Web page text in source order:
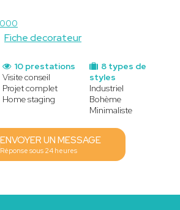
Fiche decorateur
8 types de
styles
Industriel
Bohème
Minimaliste
10 prestations
Visite conseil
Projet complet
Home staging
ENVOYER UN MESSAGE
Réponse sous 24 heures